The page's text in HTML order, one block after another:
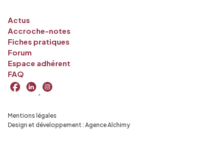
Actus
Accroche-notes
Fiches pratiques
Forum
Espace adhérent
FAQ
Design et développement : Agence Alchimy
Mentions légales